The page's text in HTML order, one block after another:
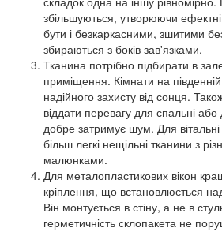
збільшуються, утворюючи
бути і безкаркасними, зшитими
збираються з боків зав'язками.
Тканина потрібно підбирати в
приміщення. Кімнати на
надійного захисту від сонця.
віддати перевагу для спальні
добре затримує шум. Для
більш легкі нещільні тканини з
малюнками.
Для металопластикових вікон
кріплення, що встановлюється
Він монтується в стіну, а не в
герметичність склопакета не